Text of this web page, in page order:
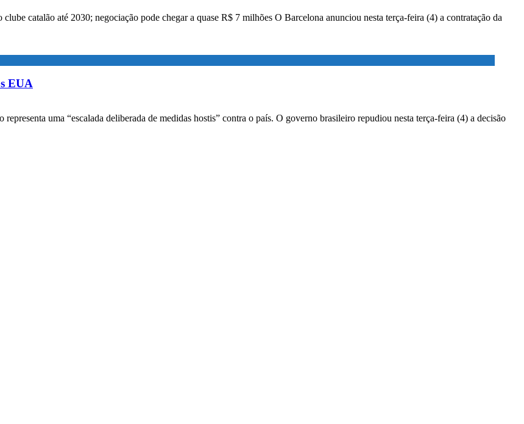
catalão até 2030; negociação pode chegar a quase R$ 7 milhões O Barcelona anunciou nesta terça-feira (4) a contratação da
EUA
uma “escalada deliberada de medidas hostis” contra o país. O governo brasileiro repudiou nesta terça-feira (4) a decisão